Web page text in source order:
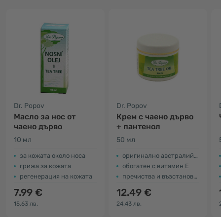
Dr. Popov
Масло за нос от
чаено дърво
10 мл
за кожата около носа
грижа за кожата
регенерация на кожата
7.99 €
15.63 лв.
Dr. Popov
Крем с чаено дърво
+ пантенол
50 мл
оригинално австралийско чаено дърво
обогатен с витамин Е
пречиства и възстановява
12.49 €
24.43 лв.